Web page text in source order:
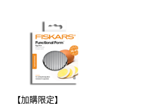
3 期 0 利率 每期
合作金庫商業銀行
華南商業銀行
上海商業儲蓄銀行
國泰世華商業銀行
臺灣中小企業銀行
LINE Pay
Apple Pay
運送方式
【加購限定】